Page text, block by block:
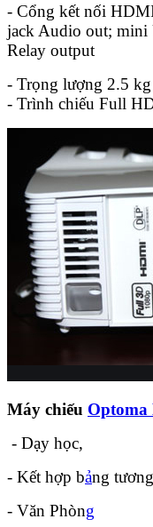
- Cổng kết nối
jack Audio out;
Relay output
- Trọng lượng 2.5 kg
- Trình chiếu Full
Máy chiếu Optoma
- Dạy học,
- Kết hợp bảng
- Văn Phòng